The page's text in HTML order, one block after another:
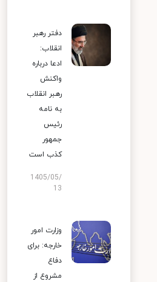
دفتر رهبر
انقلاب:
ادعا درباره
واکنش
رهبر انقلاب
به نامه
رئیس
جمهور
کذب است
1405/05/
13
وزارت امور
خارجه: برای
دفاع
مشروع از